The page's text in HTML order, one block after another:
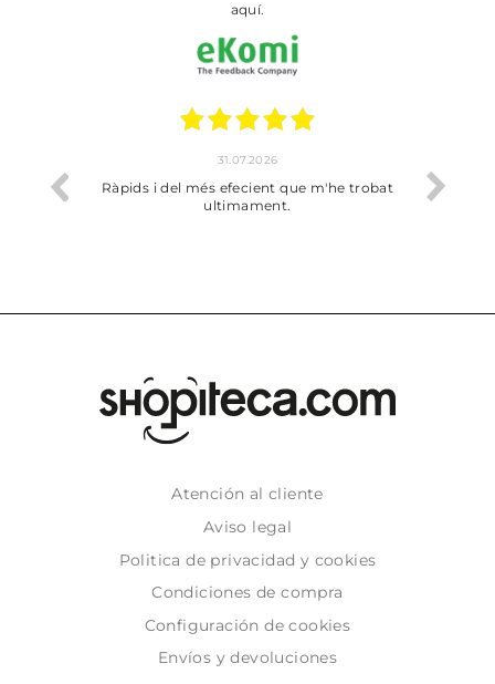
aquí.
31.07.2026
Ràpids i del més efecient que m'he trobat
ultimament.
Atención al cliente
Aviso legal
Politica de privacidad y cookies
Condiciones de compra
Configuración de cookies
Envíos y devoluciones